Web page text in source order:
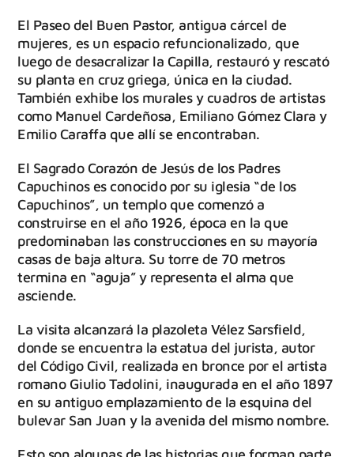
El Paseo del Buen Pastor, antigua cárcel de
mujeres, es un espacio refuncionalizado, que
luego de desacralizar la Capilla, restauró y rescató
su planta en cruz griega, única en la ciudad.
También exhibe los murales y cuadros de artistas
como Manuel Cardeñosa, Emiliano Gómez Clara y
Emilio Caraffa que allí se encontraban.
El Sagrado Corazón de Jesús de los Padres
Capuchinos es conocido por su iglesia “de los
Capuchinos”, un templo que comenzó a
construirse en el año 1926, época en la que
predominaban las construcciones en su mayoría
casas de baja altura. Su torre de 70 metros
termina en “aguja” y representa el alma que
asciende.
La visita alcanzará la plazoleta Vélez Sarsfield,
donde se encuentra la estatua del jurista, autor
del Código Civil, realizada en bronce por el artista
romano Giulio Tadolini, inaugurada en el año 1897
en su antiguo emplazamiento de la esquina del
bulevar San Juan y la avenida del mismo nombre.